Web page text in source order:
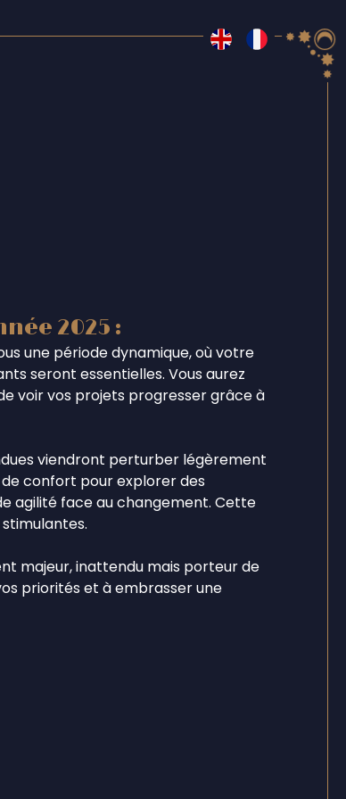
2025 :
une période dynamique, où votre
seront essentielles. Vous aurez
voir vos projets progresser grâce à
viendront perturber légèrement
confort pour explorer des
agilité face au changement. Cette
majeur, inattendu mais porteur de
priorités et à embrasser une